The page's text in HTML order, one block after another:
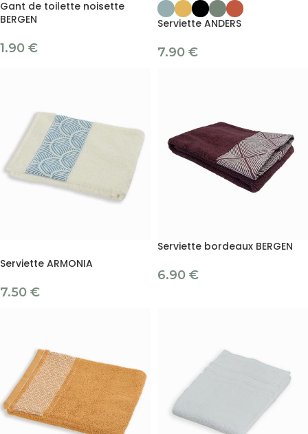
Gant de toilette noisette
BERGEN
1.90 €
Serviette ANDERS
7.90 €
Serviette ARMONIA
7.50 €
Serviette bordeaux BERGEN
6.90 €